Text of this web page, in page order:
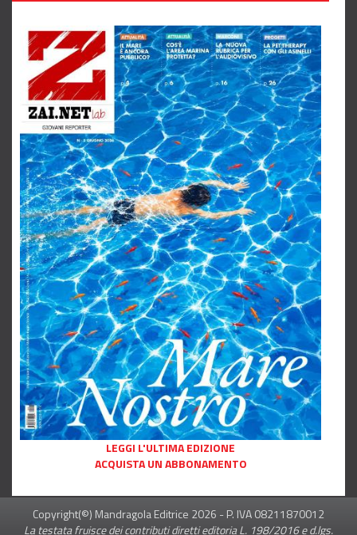
LEGGI L'ULTIMA EDIZIONE
ACQUISTA UN ABBONAMENTO
Copyright(©) Mandragola Editrice 2026 - P. IVA 08211870012
La testata fruisce dei contributi diretti editoria L. 198/2016 e d.lgs.